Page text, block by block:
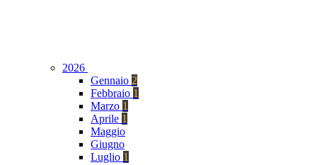
2026
Gennaio 2
Febbraio 1
Marzo 1
Aprile 1
Maggio
Giugno
Luglio 1